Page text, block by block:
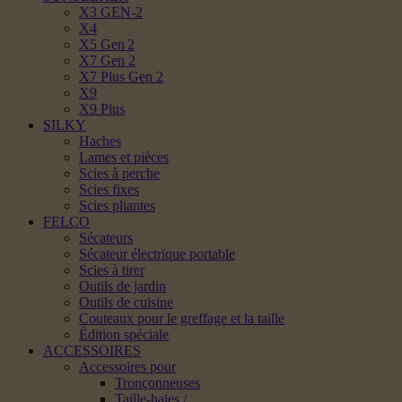
X3 GEN-2
X4
X5 Gen 2
X7 Gen 2
X7 Plus Gen 2
X9
X9 Plus
SILKY
Haches
Lames et pièces
Scies à perche
Scies fixes
Scies pliantes
FELCO
Sécateurs
Sécateur électrique portable
Scies à tirer
Outils de jardin
Outils de cuisine
Couteaux pour le greffage et la taille
Édition spéciale
ACCESSOIRES
Accessoires pour
Tronçonneuses
Taille-haies /